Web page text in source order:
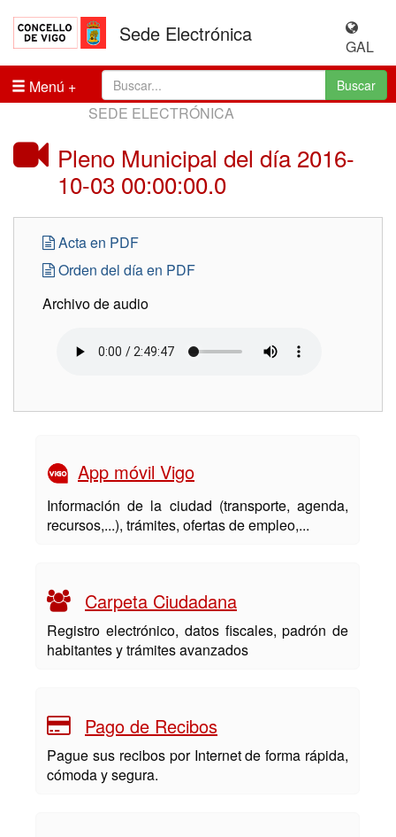
Sede Electrónica
GAL
Menú
Buscar
SEDE ELECTRÓNICA
Pleno Municipal del día 2016-
10-03 00:00:00.0
Acta en PDF
Orden del día en PDF
Archivo de audio
App móvil Vigo
Información de la ciudad (transporte, agenda,
recursos,...), trámites, ofertas de empleo,...
Carpeta Ciudadana
Registro electrónico, datos fiscales, padrón de
habitantes y trámites avanzados
Pago de Recibos
Pague sus recibos por Internet de forma rápida,
cómoda y segura.